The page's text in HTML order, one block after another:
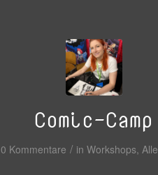
Comic-Camp
0 Kommentare / in Workshops, Alle